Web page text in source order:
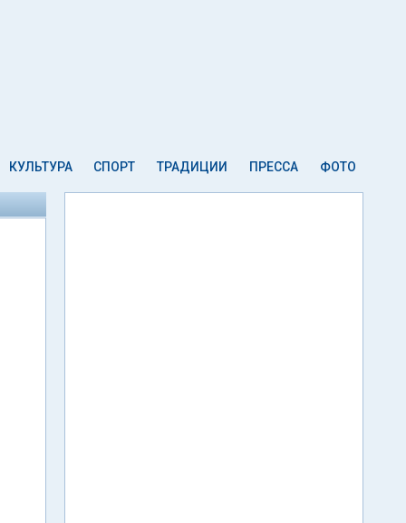
КУЛЬТУРА СПОРТ ТРАДИЦИИ ПРЕССА ФОТО